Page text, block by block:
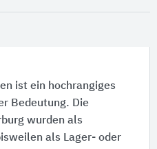
ist ein hochrangiges
Bedeutung. Die
wurden als
als Lager- oder